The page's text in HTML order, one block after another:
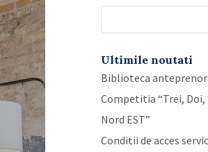
Ultimile noutati
Biblioteca
Competitia “Trei, Doi,
Nord EST”
Conditii de acces